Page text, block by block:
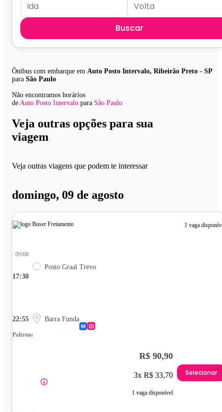
Buscar
Ônibus com embarque em Auto Posto Intervalo, Ribeirão Preto - SP
para São Paulo
Não encontramos horários
de Auto Posto Intervalo para São Paulo
Veja outras opções para sua
viagem
Veja outras viagens que podem te interessar
domingo, 09 de agosto
1 vaga
17:30
09/08
Posto Graal Trevo
22:55 Barra Funda
Poltrona
R$ 90,90
3x R$ 33,70
1 vaga disponível
Selecionar